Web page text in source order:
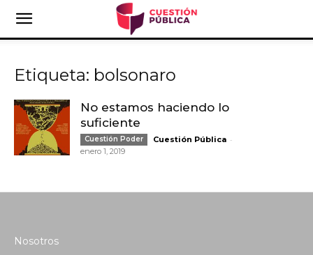
Etiqueta: bolsonaro
No estamos haciendo lo
suficiente
Cuestión Poder Cuestión Pública -
enero 1, 2019
Nosotros